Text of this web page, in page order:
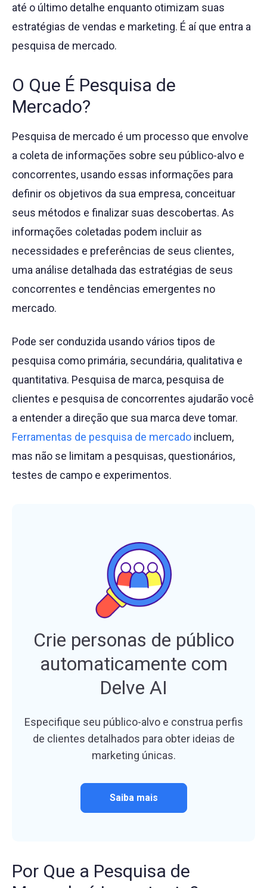
até o último detalhe enquanto otimizam suas
estratégias de vendas e marketing. É aí que entra a
pesquisa de mercado.
O Que É Pesquisa de
Mercado?
Pesquisa de mercado é um processo que envolve
a coleta de informações sobre seu público-alvo e
concorrentes, usando essas informações para
definir os objetivos da sua empresa, conceituar
seus métodos e finalizar suas descobertas. As
informações coletadas podem incluir as
necessidades e preferências de seus clientes,
uma análise detalhada das estratégias de seus
concorrentes e tendências emergentes no
mercado.
Pode ser conduzida usando vários tipos de
pesquisa como primária, secundária, qualitativa e
quantitativa. Pesquisa de marca, pesquisa de
clientes e pesquisa de concorrentes ajudarão você
a entender a direção que sua marca deve tomar.
Ferramentas de pesquisa de mercado incluem,
mas não se limitam a pesquisas, questionários,
testes de campo e experimentos.
Crie personas de público
automaticamente com
Delve AI
Especifique seu público-alvo e construa perfis
de clientes detalhados para obter ideias de
marketing únicas.
Saiba mais
Por Que a Pesquisa de